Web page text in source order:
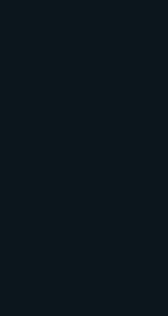
om de
de inlader te